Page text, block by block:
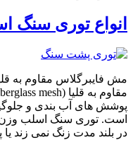
انواع توری سنگ
مش فایبرگلاس مقاوم به
پوشش‌ های آب ‌بندی و
است. توری سنگ اسلب وزن
در بلند مدت زنگ نمی ‌زند یا